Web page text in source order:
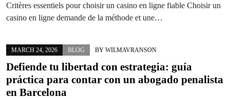
Critères essentiels pour choisir un casino en ligne fiable Choisir un
casino en ligne demande de la méthode et une…
MARCH 24, 2026 BLOG BY WILMAVRANSON
Defiende tu libertad con estrategia: guía
práctica para contar con un abogado penalista
en Barcelona